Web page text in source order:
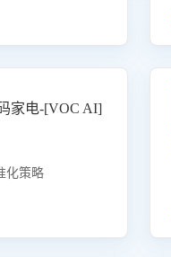
家电-[VOC AI]
化策略